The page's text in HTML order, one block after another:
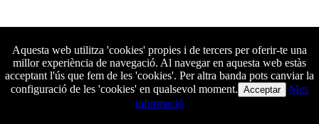
Aquesta web utilitza 'cookies' propies i de tercers per oferir-te una
millor experiència de navegació. Al navegar en aquesta web estàs
acceptant l'ús que fem de les 'cookies'. Per altra banda pots canviar la
configuració de les 'cookies' en qualsevol moment. Acceptar
Mes
informació